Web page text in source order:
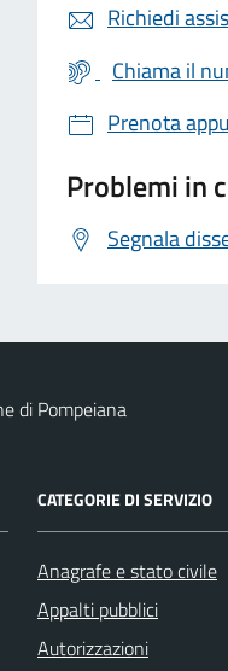
Richiedi
Chiama il
Prenota
Problemi in
Segnala
di Pompeiana
CATEGORIE DI SERVIZIO
Anagrafe e stato civile
Appalti pubblici
Autorizzazioni